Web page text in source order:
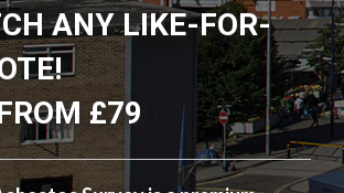
ANY LIKE-FOR-
£79